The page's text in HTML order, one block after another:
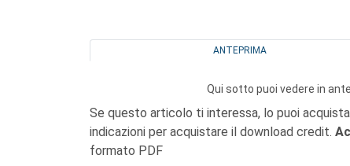
ANTEPRIMA
Qui sotto puoi vedere in
Se questo articolo ti interessa, lo puoi
indicazioni per acquistare il download credit.
formato PDF